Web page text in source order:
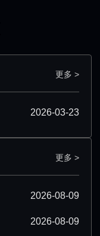
更多 >
2026-03-23
更多 >
2026-08-09
2026-08-09